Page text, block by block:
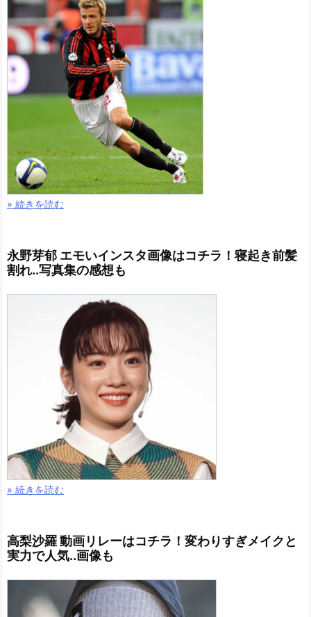
» 続きを読む
永野芽郁 エモいインスタ画像はコチラ！寝起き前髪
割れ..写真集の感想も
» 続きを読む
高梨沙羅 動画リレーはコチラ！変わりすぎメイクと
実力で人気..画像も